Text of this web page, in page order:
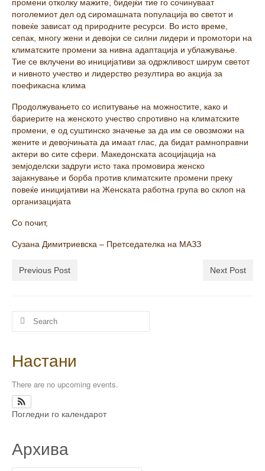
промени отколку мажите, бидејќи тие го сочинуваат
поголемиот дел од сиромашната популација во светот и
повеќе зависат од природните ресурси. Во исто време,
сепак, многу жени и девојки се силни лидери и промотори на
климатските промени за нивна адаптација и ублажување.
Тие се вклучени во иницијативи за одржливост ширум светот
и нивното учество и лидерство резултира во акција за
поефикасна клима
Продолжувањето со испитување на можностите, како и
бариерите на женското учество спротивно на климатските
промени, е од суштинско значење за да им се овозможи на
жените и девојчињата да имаат глас, да бидат рамноправни
актери во сите сфери. Македонската асоцијација на
земјоделски задруги исто така промовира женско
зајакнување и борба против климатските промени преку
повеќе иницијативи на Женската работна група во склоп на
организацијата
Со почит,
Сузана Димитриевска – Претседателка на МАЗЗ
Previous Post Next Post
Настани
There are no upcoming events.
Погледни го календарот
Архива